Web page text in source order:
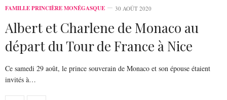
FAMILLE PRINCIÈRE MONÉGASQUE 30 AOÛT 2020
Albert et Charlene de Monaco au
départ du Tour de France à Nice
Ce samedi 29 août, le prince souverain de Monaco et son épouse étaient
invités à…